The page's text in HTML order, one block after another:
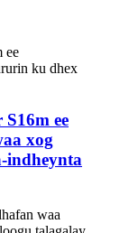
ee
xog
waa